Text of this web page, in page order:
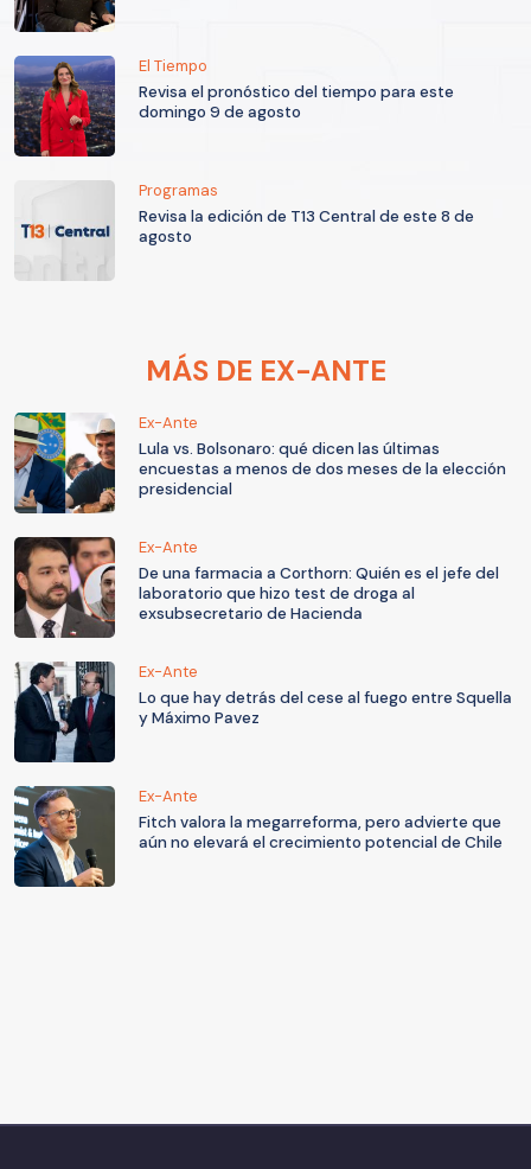
El Tiempo
Revisa el pronóstico del tiempo para este
domingo 9 de agosto
Programas
Revisa la edición de T13 Central de este 8 de
agosto
MÁS DE EX-ANTE
Ex-Ante
Lula vs. Bolsonaro: qué dicen las últimas
encuestas a menos de dos meses de la elección
presidencial
Ex-Ante
De una farmacia a Corthorn: Quién es el jefe del
laboratorio que hizo test de droga al
exsubsecretario de Hacienda
Ex-Ante
Lo que hay detrás del cese al fuego entre Squella
y Máximo Pavez
Ex-Ante
Fitch valora la megarreforma, pero advierte que
aún no elevará el crecimiento potencial de Chile